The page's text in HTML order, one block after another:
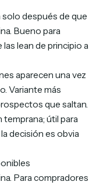
después de que
Bueno para
lean de principio a
aparecen una vez
Variante más
que saltan.
temprana; útil para
decisión es obvia
Para compradores